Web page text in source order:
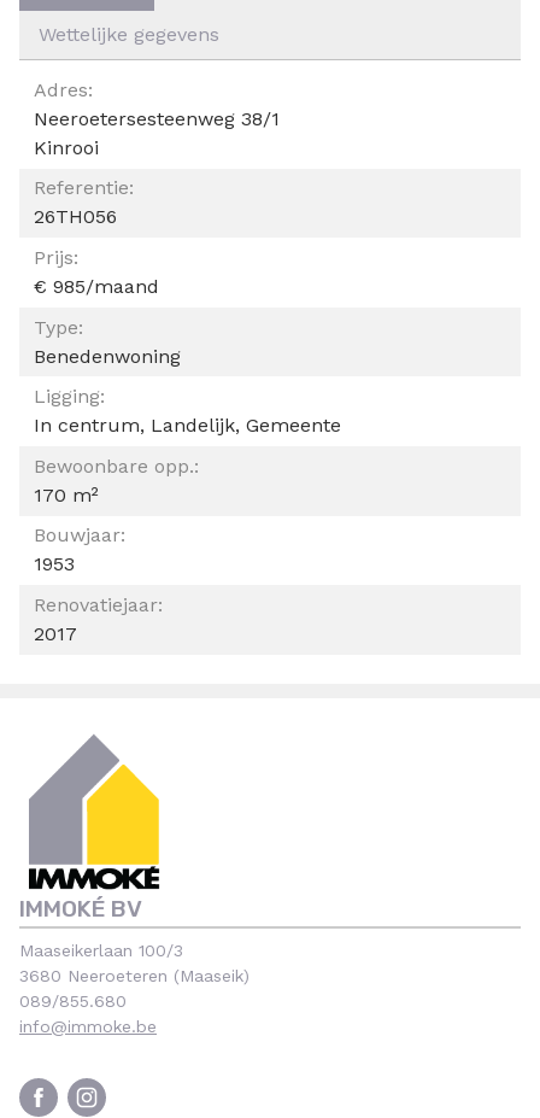
Wettelijke gegevens
ALGEMEEN
Adres:
Neeroetersesteenweg 38/1
Kinrooi
Referentie:
26TH056
Prijs:
€ 985/maand
Type:
Benedenwoning
Ligging:
In centrum, Landelijk, Gemeente
Bewoonbare opp.:
170 m²
Bouwjaar:
1953
Renovatiejaar:
2017
IMMOKÉ BV
Maaseikerlaan 100/3
3680 Neeroeteren (Maaseik)
089/855.680
info@immoke.be